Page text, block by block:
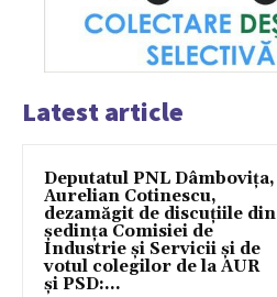
Latest article
Deputatul PNL Dâmbovița,
Aurelian Cotinescu,
dezamăgit de discuțiile din
ședința Comisiei de
Industrie și Servicii și de
votul colegilor de la AUR
și PSD:...